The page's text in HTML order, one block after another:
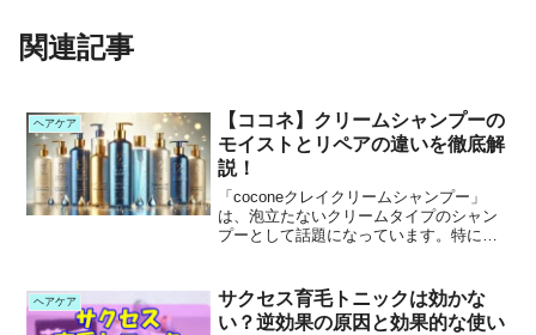
関連記事
ヘアケア
【ココネ】クリームシャンプーの
モイストとリペアの違いを徹底解
説！
「coconeクレイクリームシャンプー」
は、泡立たないクリームタイプのシャン
プーとして話題になっています。特に人
ムですが、特徴や向いている髪質が異な
ります。今回は、この...
ヘアケア
サクセス育毛トニックは効かな
い？逆効果の原因と効果的な使い